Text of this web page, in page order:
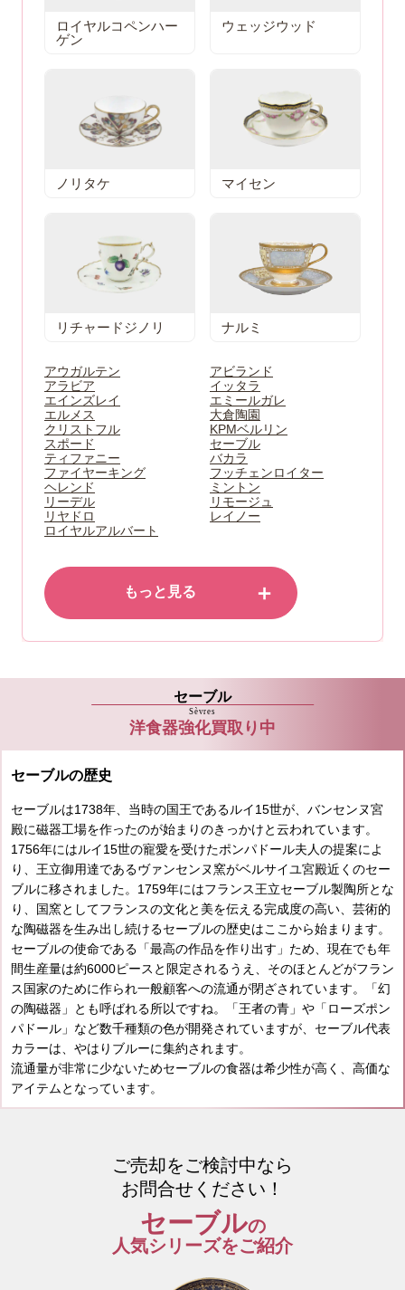
ロイヤルコペンハー
ゲン
ウェッジウッド
ノリタケ マイセン
リチャードジノリ ナルミ
アウガルテン
アビランド
アラビア
イッタラ
エインズレイ
エミールガレ
エルメス
大倉陶園
クリストフル
KPMベルリン
スポード
セーブル
ティファニー
バカラ
ファイヤーキング
フッチェンロイター
ヘレンド
ミントン
リーデル
リモージュ
リヤドロ
レイノー
ロイヤルアルバート
もっと見る ＋
セーブル
Sèvres
洋食器強化買取り中
セーブルの歴史
セーブルは1738年、当時の国王であるルイ15世が、バンセンヌ宮
殿に磁器工場を作ったのが始まりのきっかけと云われています。
1756年にはルイ15世の寵愛を受けたポンパドール夫人の提案によ
り、王立御用達であるヴァンセンヌ窯がベルサイユ宮殿近くのセー
ブルに移されました。1759年にはフランス王立セーブル製陶所とな
り、国窯としてフランスの文化と美を伝える完成度の高い、芸術的
な陶磁器を生み出し続けるセーブルの歴史はここから始まります。
セーブルの使命である「最高の作品を作り出す」ため、現在でも年
間生産量は約6000ピースと限定されるうえ、そのほとんどがフラン
ス国家のために作られ一般顧客への流通が閉ざされています。「幻
の陶磁器」とも呼ばれる所以ですね。「王者の青」や「ローズポン
パドール」など数千種類の色が開発されていますが、セーブル代表
カラーは、やはりブルーに集約されます。
流通量が非常に少ないためセーブルの食器は希少性が高く、高価な
アイテムとなっています。
ご売却をご検討中なら
お問合せください！
セーブルの
人気シリーズをご紹介